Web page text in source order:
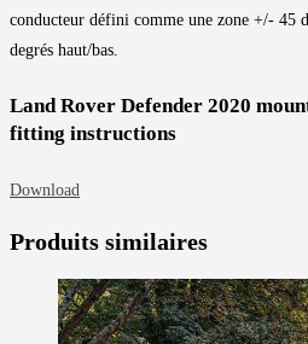
conducteur défini comme une zone +/- 45
degrés haut/bas.
Land Rover Defender 2020
fitting instructions
Download
Produits similaires